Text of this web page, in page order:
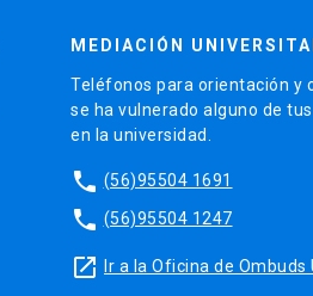
MEDIACIÓN
Teléfonos para orientación y
se ha vulnerado alguno de
en la universidad.
phone (56)95504 1691
phone (56)95504 1247
launch Ir a la Oficina de Ombuds